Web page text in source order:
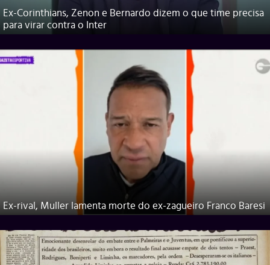
Ex-Corinthians, Zenon e Bernardo dizem o que time precisa
para virar contra o Inter
Ex-rival, Muller lamenta morte do ex-zagueiro Franco Baresi